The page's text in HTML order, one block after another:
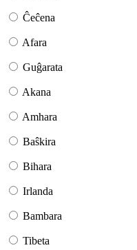
Ĉeĉena
Afara
Guĝarata
Akana
Amhara
Baŝkira
Bihara
Irlanda
Bambara
Tibeta